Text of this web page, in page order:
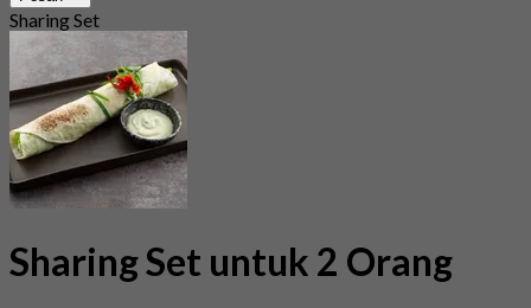
Sharing Set
Sharing Set untuk 2 Orang